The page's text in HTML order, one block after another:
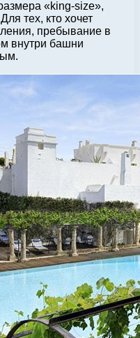
«king-size»,
тех, кто хочет
пребывание в
внутри башни